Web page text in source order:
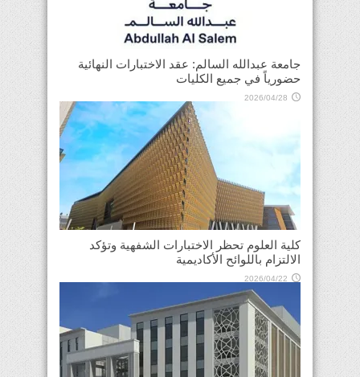
جامعة عبدالله السالم: عقد الاختبارات النهائية
حضورياً في جميع الكليات
2026/04/28
كلية العلوم تحظر الاختبارات الشفهية وتؤكد
الالتزام باللوائح الأكاديمية
2026/04/22